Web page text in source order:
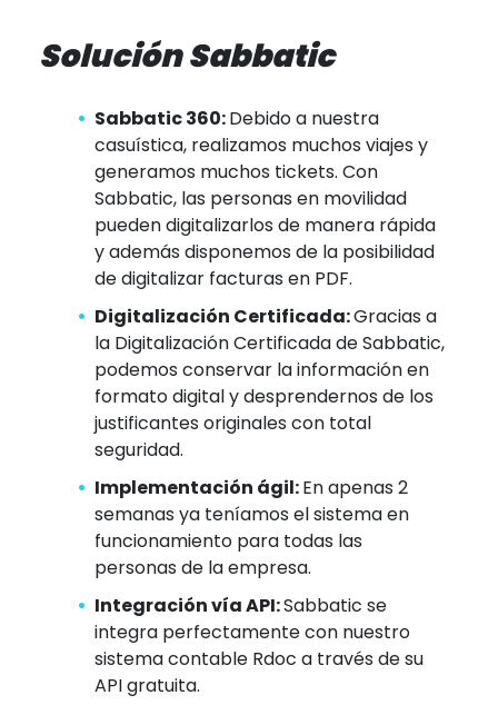
Solución Sabbatic
Sabbatic 360:Debido a nuestra
casuística, realizamos muchos viajes y
generamos muchos tickets. Con
Sabbatic, las personas en movilidad
pueden digitalizarlos de manera rápida
y además disponemos de la posibilidad
de digitalizar facturas en PDF.
Digitalización Certificada:Gracias a
la Digitalización Certificada de Sabbatic,
podemos conservar la información en
formato digital y desprendernos de los
justificantes originales con total
seguridad.
Implementación ágil:En apenas 2
semanas ya teníamos el sistema en
funcionamiento para todas las
personas de la empresa.
Integración vía API:Sabbatic se
integra perfectamente con nuestro
sistema contable Rdoc a través de su
API gratuita.